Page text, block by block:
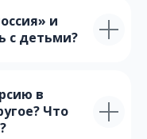
и
с детьми?
в
Что